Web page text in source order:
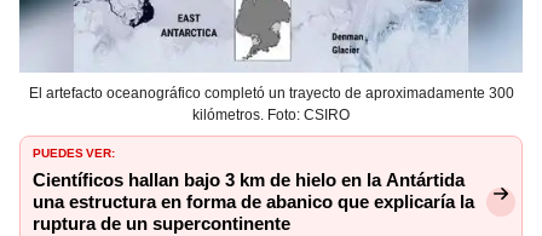
El artefacto oceanográfico completó un trayecto de aproximadamente 300
kilómetros. Foto: CSIRO
PUEDES VER:
Científicos hallan bajo 3 km de hielo en la Antártida
una estructura en forma de abanico que explicaría la
ruptura de un supercontinente